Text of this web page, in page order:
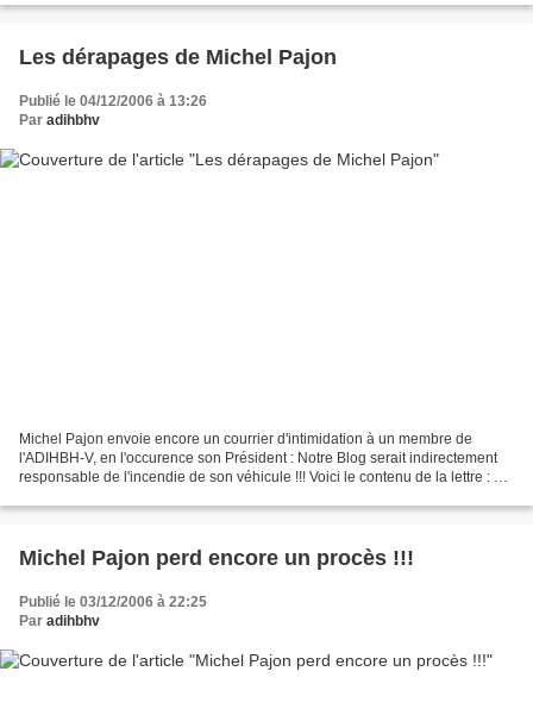
Les dérapages de Michel Pajon
Publié le 04/12/2006 à 13:26
Par adihbhv
Michel Pajon envoie encore un courrier d'intimidation à un membre de
l'ADIHBH-V, en l'occurence son Président : Notre Blog serait indirectement
responsable de l'incendie de son véhicule !!! Voici le contenu de la lettre : A
Michel Pajon perd encore un procès !!!
Publié le 03/12/2006 à 22:25
Par adihbhv